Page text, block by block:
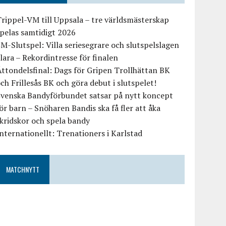
VM till Uppsala – tre världsmästerskap
samtidigt 2026
Slutspel: Villa seriesegrare och slutspelslagen
– Rekordintresse för finalen
Dags för Gripen Trollhättan BK
Frillesås BK och göra debut i slutspelet!
Bandyförbundet satsar på nytt koncept
barn – Snöharen Bandis ska få fler att åka
och spela bandy
Trenationers i Karlstad
MATCHNYTT